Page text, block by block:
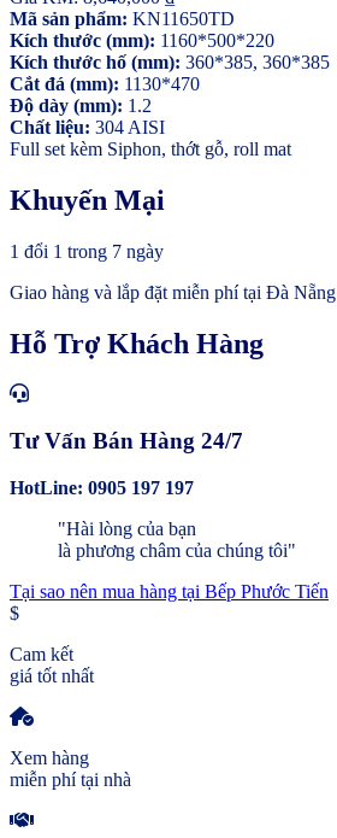
Mã sản phẩm: KN11650TD
Kích thước (mm): 1160*500*220
Kích thước hố (mm): 360*385, 360*385
Cắt đá (mm): 1130*470
Độ dày (mm): 1.2
Chất liệu: 304 AISI
Full set kèm Siphon, thớt gỗ, roll mat
Khuyến Mại
1 đổi 1 trong 7 ngày
Giao hàng và lắp đặt miễn phí tại Đà Nẵng
Hỗ Trợ Khách Hàng
Tư Vấn Bán Hàng 24/7
HotLine: 0905 197 197
"Hài lòng của bạn
là phương châm của chúng tôi"
Tại sao nên mua hàng tại Bếp Phước Tiến
$
Cam kết
giá tốt nhất
Xem hàng
miễn phí tại nhà